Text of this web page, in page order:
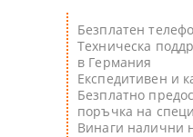
Безплатен
Техническа
в Германия
Експедитивен и
Безплатно
поръчка на
Винаги налични